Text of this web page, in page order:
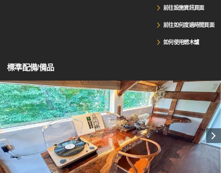
前往設施資訊頁面
前往如何度過時間頁面
如何使用燃木爐
標準配備/備品